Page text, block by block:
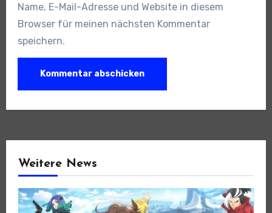
Name, E-Mail-Adresse und Website in diesem
Browser für meinen nächsten Kommentar
speichern.
Weitere News